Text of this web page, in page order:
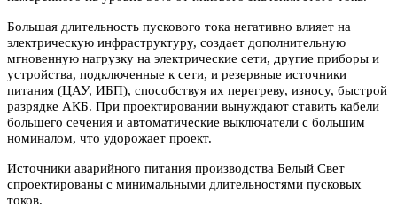
Большая длительность пускового тока негативно влияет на
электрическую инфраструктуру, создает дополнительную
мгновенную нагрузку на электрические сети, другие приборы и
устройства, подключенные к сети, и резервные источники
питания (ЦАУ, ИБП), способствуя их перегреву, износу, быстрой
разрядке АКБ. При проектировании вынуждают ставить кабели
большего сечения и автоматические выключатели с большим
номиналом, что удорожает проект.
Источники аварийного питания производства Белый Свет
спроектированы с минимальными длительностями пусковых
токов.